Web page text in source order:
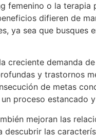
femenino o la
difieren de
ya sea que busques
creciente demanda
y trastornos
de metas
proceso estancado
mejoran las
las